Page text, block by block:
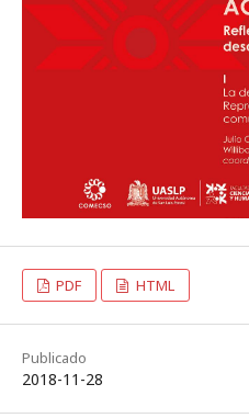
PDF HTML
Publicado
2018-11-28